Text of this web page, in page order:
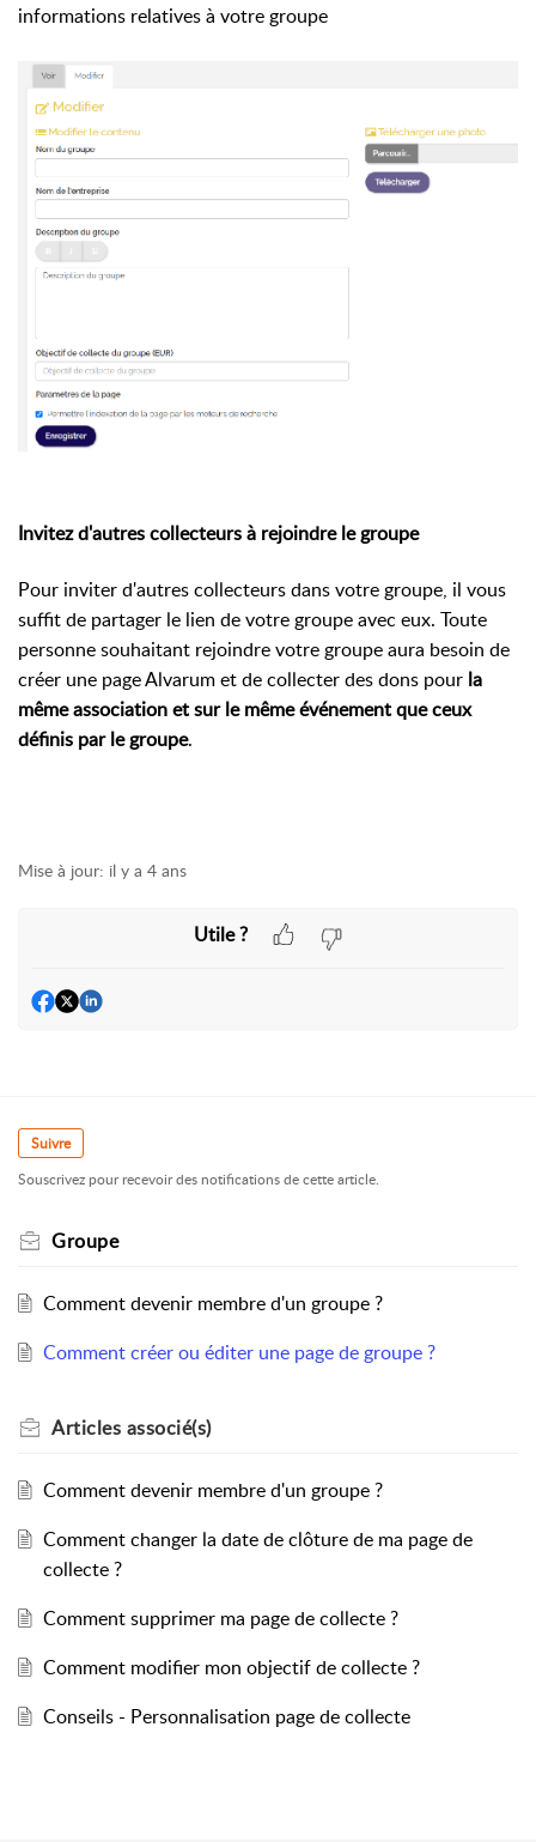
informations relatives à votre groupe
Invitez d'autres collecteurs à rejoindre le groupe
Pour inviter d'autres collecteurs dans votre groupe, il vous
suffit de partager le lien de votre groupe avec eux. Toute
personne souhaitant rejoindre votre groupe aura besoin de
créer une page Alvarum et de collecter des dons pour la
même association et sur le même événement que ceux
définis par le groupe.
Mise à jour: il y a 4 ans
Utile ?
Suivre
Souscrivez pour recevoir des notifications de cette article.
Groupe
Comment devenir membre d'un groupe ?
Comment créer ou éditer une page de groupe ?
Articles associé(s)
Comment devenir membre d'un groupe ?
Comment changer la date de clôture de ma page de
collecte ?
Comment supprimer ma page de collecte ?
Comment modifier mon objectif de collecte ?
Conseils - Personnalisation page de collecte